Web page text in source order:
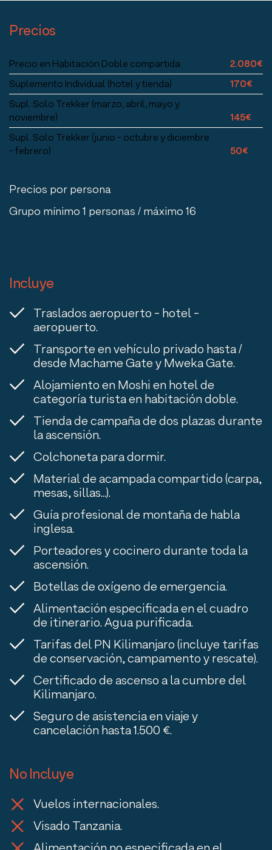
Precios
Precio en Habitación Doble compartida
2.080€
Suplemento Individual (hotel y tienda)
170€
Supl. Solo Trekker (marzo, abril, mayo y
noviembre)
145€
Supl. Solo Trekker (junio - octubre y diciembre
- febrero)
50€
Precios por persona
Grupo mínimo 1 personas / máximo 16
Incluye
Traslados aeropuerto - hotel -
aeropuerto.
Transporte en vehículo privado hasta /
desde Machame Gate y Mweka Gate.
Alojamiento en Moshi en hotel de
categoría turista en habitación doble.
Tienda de campaña de dos plazas durante
la ascensión.
Colchoneta para dormir.
Material de acampada compartido (carpa,
mesas, sillas...).
Guía profesional de montaña de habla
inglesa.
Porteadores y cocinero durante toda la
ascensión.
Botellas de oxígeno de emergencia.
Alimentación especificada en el cuadro
de itinerario. Agua purificada.
Tarifas del PN Kilimanjaro (incluye tarifas
de conservación, campamento y rescate).
Certificado de ascenso a la cumbre del
Kilimanjaro.
Seguro de asistencia en viaje y
cancelación hasta 1.500 €.
No Incluye
Vuelos internacionales.
Visado Tanzania.